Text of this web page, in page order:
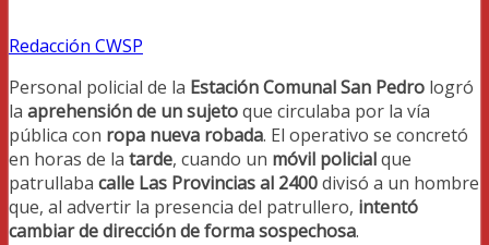
Redacción CWSP
Personal policial de la Estación Comunal San Pedro logró
la aprehensión de un sujetoque circulaba por la vía
pública con ropa nueva robada. El operativo se concretó
en horas de la tarde, cuando un móvil policialque
patrullaba calle Las Provincias al 2400divisó a un hombre
que, al advertir la presencia del patrullero, intentó
cambiar de dirección de forma sospechosa.